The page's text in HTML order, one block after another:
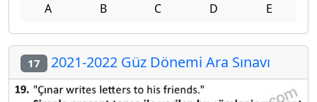
A B C D E
17 2021-2022 Güz Dönemi Ara Sınavı